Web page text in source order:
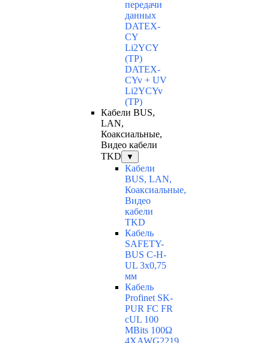
передачи
данных
DATEX-
CY
Li2YCY
(TP)
DATEX-
CYv + UV
Li2YCYv
(TP)
Кабели BUS,
LAN,
Коаксиальные,
Видео кабели
TKD
▼
Кабели
BUS, LAN,
Коаксиальные,
Видео
кабели
TKD
Кабель
SAFETY-
BUS C-H-
UL 3x0,75
мм
Кабель
Profinet SK-
PUR FC FR
cUL 100
MBits 100Ω